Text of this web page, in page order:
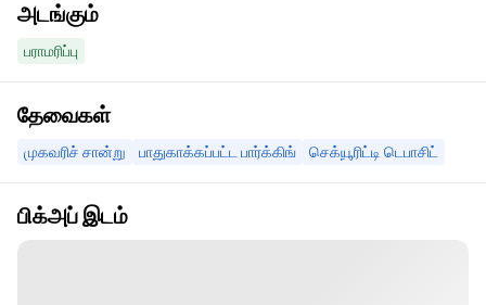
அடங்கும்
பராமரிப்பு
தேவைகள்
முகவரிச் சான்று பாதுகாக்கப்பட்ட பார்க்கிங் செக்யூரிட்டி டெபாசிட்
பிக்அப் இடம்